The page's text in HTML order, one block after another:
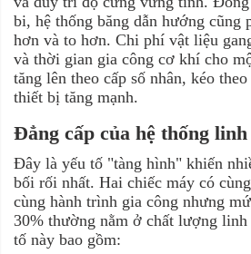
bi, hệ thống băng dẫn hướng cũng
hơn và to hơn. Chi phí vật liệu
và thời gian gia công cơ khí cho
tăng lên theo cấp số nhân, kéo
thiết bị tăng mạnh.
Đẳng cấp của hệ thống
Đây là yếu tố "tàng hình" khiến
bối rối nhất. Hai chiếc máy có
cùng hành trình gia công nhưng
30% thường nằm ở chất lượng
tố này bao gồm: